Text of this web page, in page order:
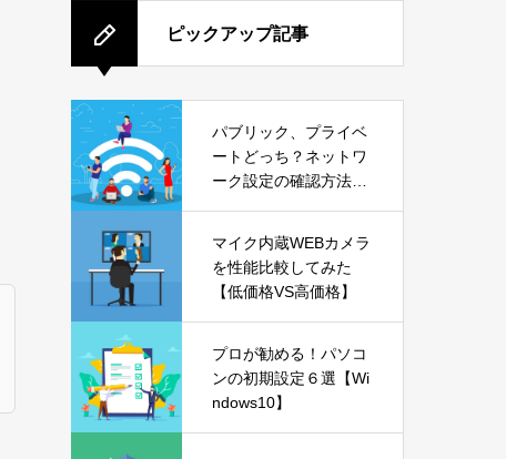
ピックアップ記事
パブリック、プライベ
ートどっち？ネットワ
ーク設定の確認方法も
マイク内蔵WEBカメラ
を性能比較してみた
【低価格VS高価格】
プロが勧める！パソコ
ンの初期設定６選【Wi
ndows10】